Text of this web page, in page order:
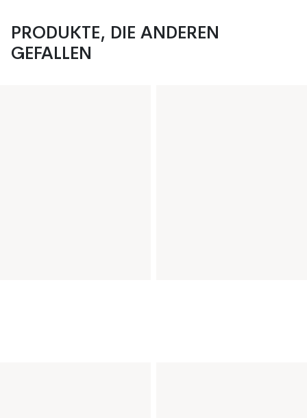
PRODUKTE, DIE ANDEREN
GEFALLEN